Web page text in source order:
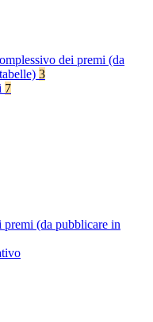
dei premi (da
3
7
(da pubblicare in